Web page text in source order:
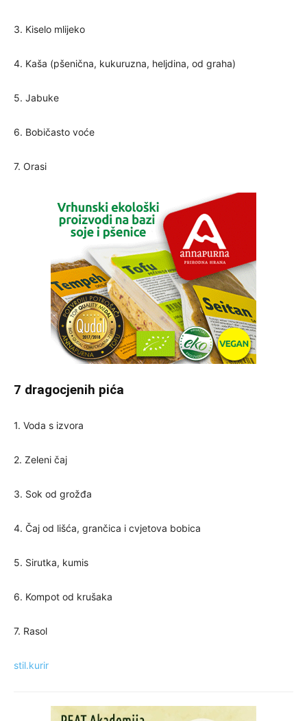
3. Kiselo mlijeko
4. Kaša (pšenična, kukuruzna, heljdina, od graha)
5. Jabuke
6. Bobičasto voće
7. Orasi
7 dragocjenih pića
1. Voda s izvora
2. Zeleni čaj
3. Sok od grožđa
4. Čaj od lišća, grančica i cvjetova bobica
5. Sirutka, kumis
6. Kompot od krušaka
7. Rasol
stil.kurir